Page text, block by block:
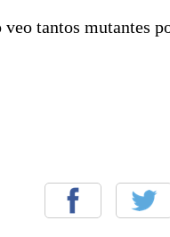
tantos mutantes